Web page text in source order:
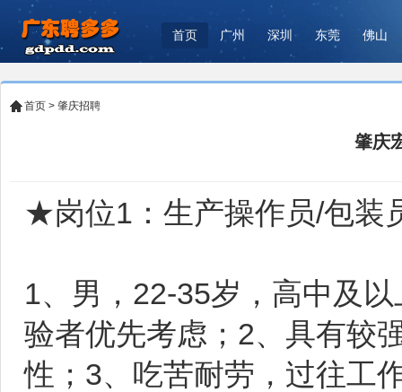
首页 广州 深圳 东莞 佛山
首页 > 肇庆招聘
肇庆
★岗位1：生产操作员/包装
1、男，22-35岁，高中及
验者优先考虑；2、具有较
性；3、吃苦耐劳，过往工